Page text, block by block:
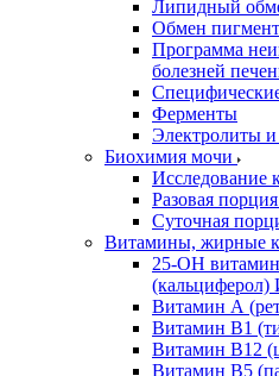
Липидный
Обмен
Программа
болезней
Ферменты
Электролиты
Биохимия мочи
Исследование
Разовая
Суточная
Витамины, жирные
25-OH
Витамин А
Витамин В1
Витамин В12
Витамин В5